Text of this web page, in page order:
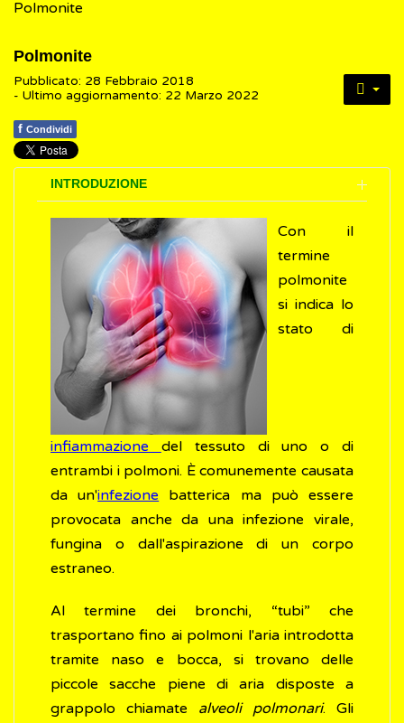
Polmonite
Polmonite
Pubblicato: 28 Febbraio 2018
- Ultimo aggiornamento: 22 Marzo 2022
f Condividi
INTRODUZIONE
Con il
termine
polmonite
si indica lo
stato di
infiammazione del tessuto di uno o di
entrambi i polmoni. È comunemente causata
da un'infezione batterica ma può essere
provocata anche da una infezione virale,
fungina o dall'aspirazione di un corpo
estraneo.
Al termine dei bronchi, “tubi” che
trasportano fino ai polmoni l'aria introdotta
tramite naso e bocca, si trovano delle
piccole sacche piene di aria disposte a
grappolo chiamate alveoli polmonari. Gli